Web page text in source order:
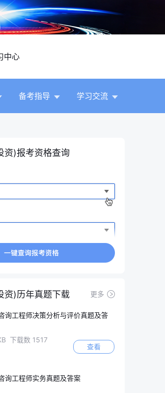
中心
备考指导 学习交流
资)报考资格查询
资)历年真题下载 更多
询工程师决策分析与评价真题及答
下载数 1517
查看
询工程师实务真题及答案